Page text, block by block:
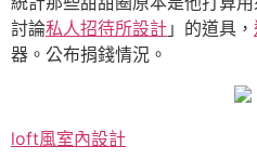
討論私人招待所設計 」的道具，
器。公布捐錢情況。
loft風室內設計